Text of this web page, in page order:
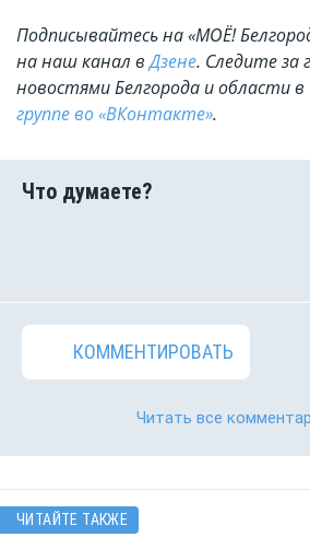
Подписывайтесь на «МОЁ!
на наш канал вДзене. Cледите за
новостями Белгорода и области в
группе во «ВКонтакте».
КОММЕНТИРОВАТЬ
Читать все
ЧИТАЙТЕ ТАКЖЕ